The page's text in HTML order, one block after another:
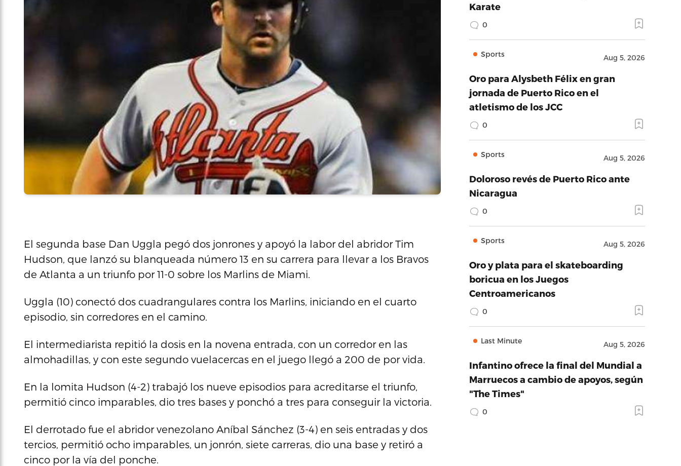
El segunda base Dan Uggla pegó dos jonrones y apoyó la labor del abridor Tim
Hudson, que lanzó su blanqueada número 13 en su carrera para llevar a los Bravos
de Atlanta a un triunfo por 11-0 sobre los Marlins de Miami.
Uggla (10) conectó dos cuadrangulares contra los Marlins, iniciando en el cuarto
episodio, sin corredores en el camino.
El intermediarista repitió la dosis en la novena entrada, con un corredor en las
almohadillas, y con este segundo vuelacercas en el juego llegó a 200 de por vida.
En la lomita Hudson (4-2) trabajó los nueve episodios para acreditarse el triunfo,
permitió cinco imparables, dio tres bases y ponchó a tres para conseguir la victoria.
El derrotado fue el abridor venezolano Aníbal Sánchez (3-4) en seis entradas y dos
tercios, permitió ocho imparables, un jonrón, siete carreras, dio una base y retiró a
cinco por la vía del ponche.
Karate
0
Sports Aug 5, 2026
Oro para Alysbeth Félix en gran
jornada de Puerto Rico en el
atletismo de los JCC
0
Sports Aug 5, 2026
Doloroso revés de Puerto Rico ante
Nicaragua
0
Sports Aug 5, 2026
Oro y plata para el skateboarding
boricua en los Juegos
Centroamericanos
0
Last Minute Aug 5, 2026
Infantino ofrece la final del Mundial a
Marruecos a cambio de apoyos, según
"The Times"
0